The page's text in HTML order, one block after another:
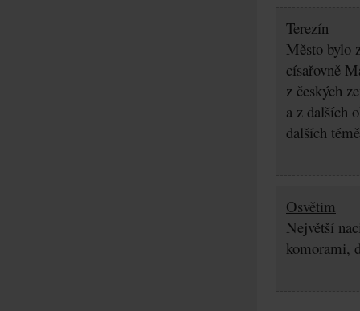
Terezín
Město bylo
císařovně
z českých
a z dalších
dalších
Osvětim
Největší
komorami,